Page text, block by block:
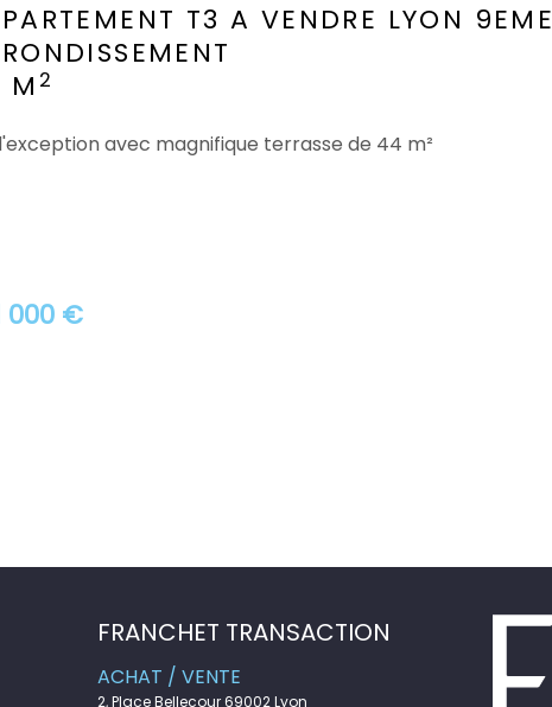
T3 A VENDRE LYON 9EME
M 2
000 €
avec magnifique terrasse de 44 m²
FRANCHET TRANSACTION
ACHAT / VENTE
2, Place Bellecour 69002 Lyon